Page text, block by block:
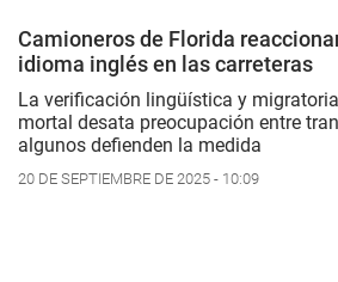
Camioneros de Florida
idioma inglés en las carreteras
La verificación lingüística y
mortal desata preocupación entre
algunos defienden la medida
20 DE SEPTIEMBRE DE 2025 - 10:09